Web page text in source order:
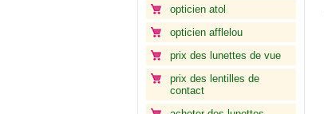
opticien atol
opticien afflelou
prix des lunettes de vue
prix des lentilles de
contact